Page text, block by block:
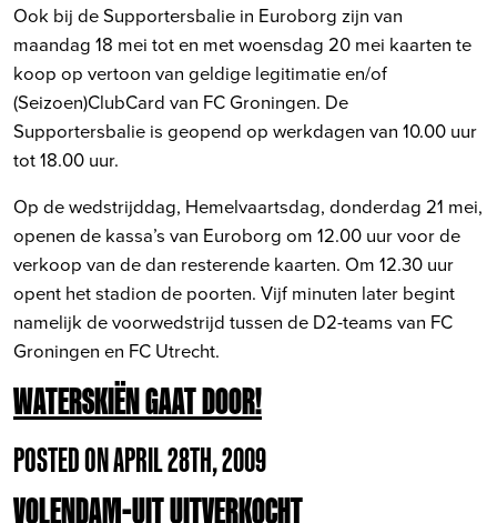
Ook bij de Supportersbalie in Euroborg zijn van
maandag 18 mei tot en met woensdag 20 mei kaarten te
koop op vertoon van geldige legitimatie en/of
(Seizoen)ClubCard van FC Groningen. De
Supportersbalie is geopend op werkdagen van 10.00 uur
tot 18.00 uur.
Op de wedstrijddag, Hemelvaartsdag, donderdag 21 mei,
openen de kassa’s van Euroborg om 12.00 uur voor de
verkoop van de dan resterende kaarten. Om 12.30 uur
opent het stadion de poorten. Vijf minuten later begint
namelijk de voorwedstrijd tussen de D2-teams van FC
Groningen en FC Utrecht.
WATERSKIËN GAAT DOOR!
POSTED ON APRIL 28TH, 2009
VOLENDAM-UIT UITVERKOCHT